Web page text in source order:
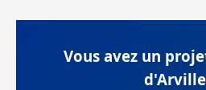
Vous avez un